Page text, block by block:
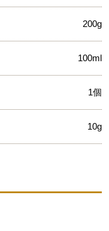
200g
100ml
1個
10g